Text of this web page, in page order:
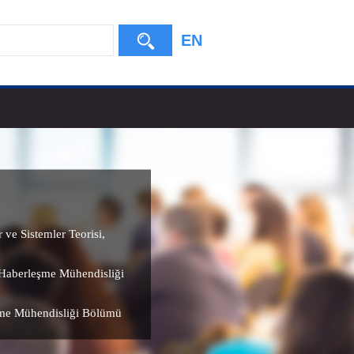
EN
Sistemler Teorisi,
Mühendisliği
Mühendisliği Bölümü